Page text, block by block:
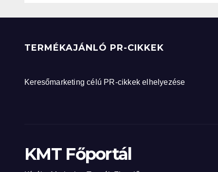
TERMÉKAJÁNLÓ PR-CIKKEK
Keresőmarketing célú PR-cikkek elhelyezése
KMT Főportál